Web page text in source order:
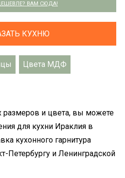
ВАМ СЮДА!
КУХНЮ
Цвета МДФ
размеров и цвета, вы можете
для кухни Ираклия в
кухонного гарнитура
Петербургу и Ленинградской